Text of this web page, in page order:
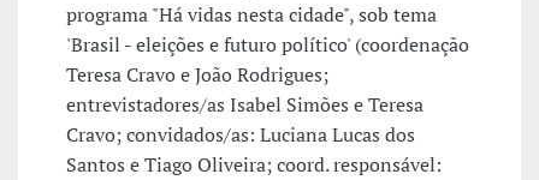
programa "Há vidas nesta cidade", sob tema
'Brasil - eleições e futuro político' (coordenação
Teresa Cravo e João Rodrigues;
entrevistadores/as Isabel Simões e Teresa
Cravo; convidados/as: Luciana Lucas dos
Santos e Tiago Oliveira; coord. responsável: